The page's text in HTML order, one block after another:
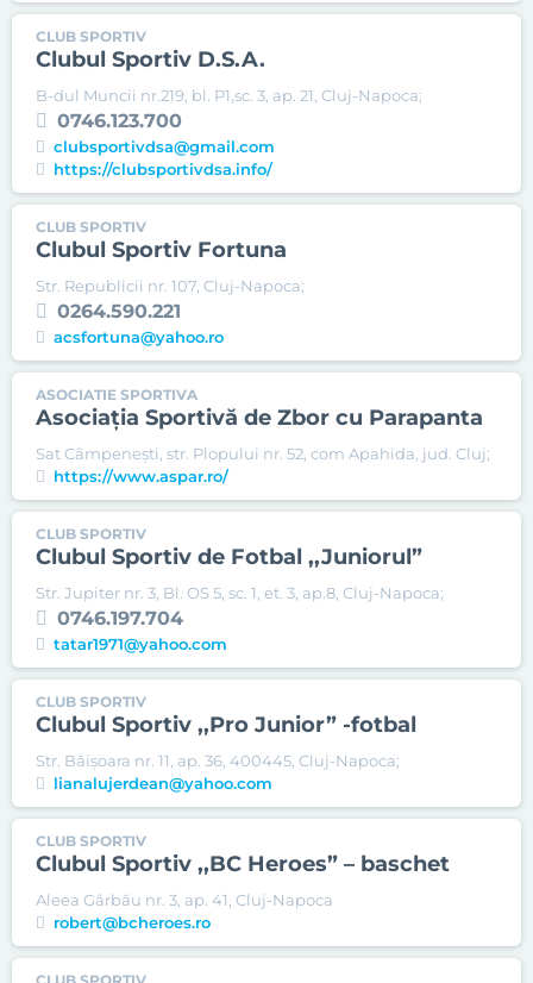
CLUB SPORTIV
Clubul Sportiv D.S.A.
B-dul Muncii nr.219, bl. P1,sc. 3, ap. 21, Cluj-Napoca;
0746.123.700
clubsportivdsa@gmail.com
https://clubsportivdsa.info/
CLUB SPORTIV
Clubul Sportiv Fortuna
Str. Republicii nr. 107, Cluj-Napoca;
0264.590.221
acsfortuna@yahoo.ro
ASOCIATIE SPORTIVA
Asociația Sportivă de Zbor cu Parapanta
Sat Câmpenești, str. Plopului nr. 52, com Apahida, jud. Cluj;
https://www.aspar.ro/
CLUB SPORTIV
Clubul Sportiv de Fotbal ,,Juniorul”
Str. Jupiter nr. 3, Bl. OS 5, sc. 1, et. 3, ap.8, Cluj-Napoca;
0746.197.704
tatar1971@yahoo.com
CLUB SPORTIV
Clubul Sportiv ,,Pro Junior” -fotbal
Str. Băișoara nr. 11, ap. 36, 400445, Cluj-Napoca;
lianalujerdean@yahoo.com
CLUB SPORTIV
Clubul Sportiv ,,BC Heroes” – baschet
Aleea Gârbău nr. 3, ap. 41, Cluj-Napoca
robert@bcheroes.ro